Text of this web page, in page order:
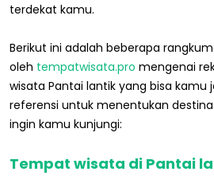
terdekat kamu.
Berikut ini adalah beberapa
oleh tempatwisata.pro mengenai
wisata Pantai lantik yang bisa kamu
referensi untuk menentukan
ingin kamu kunjungi:
Tempat wisata di Pantai